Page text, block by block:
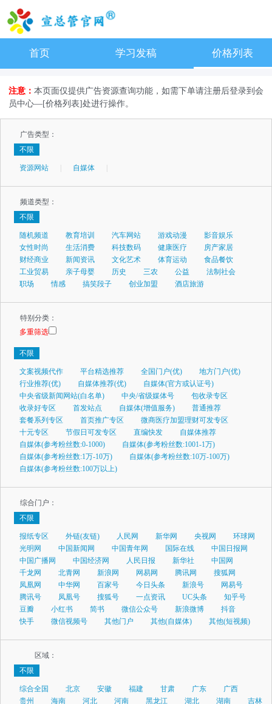
首页 学习发稿 价格列表
注意： 本页面仅提供广告资源查询功能，如需下单请注册后登录到会
员中心—[价格列表]处进行操作。
广告类型：
不限
资源网站 自媒体
频道类型：
不限
随机频道 教育培训 汽车网站 游戏动漫
影音娱乐
女性时尚
生活消费 科技数码 健康医疗
房产家居
财经商业
新闻资讯 文化艺术 体育运动
食品餐饮
工业贸易
亲子母婴 历史 三农 公益
法制社会
职场
情感 搞笑段子 创业加盟 酒店旅游
特别分类：
多重筛选
不限
文案视频代作 平台精选推荐 全国门户(优)
地方门户(优)
行业推荐(优)
自媒体推荐(优)
自媒体(官方或认证号)
中央省级新闻网站(白名单)
中央/省级媒体号
包收录专区
收录好专区
首发站点 自媒体(增值服务)
普通推荐
套餐系列专区
首页推广专区
微商医疗加盟理财可发专区
十元专区
节假日可发专区 直编快发
自媒体推荐
自媒体(参考粉丝数:0-1000)
自媒体(参考粉丝数:1001-1万)
自媒体(参考粉丝数:1万-10万)
自媒体(参考粉丝数:10万-100万)
自媒体(参考粉丝数:100万以上)
综合门户：
不限
报纸专区 外链(友链) 人民网 新华网 央视网
环球网
光明网
中国新闻网 中国青年网 国际在线
中国日报网
中国广播网
中国经济网 人民日报 新华社
中国网
千龙网
北青网 新浪网 网易网 腾讯网
搜狐网
凤凰网
中华网 百家号 今日头条 新浪号
网易号
腾讯号
凤凰号 搜狐号 一点资讯 UC头条
知乎号
豆瓣
小红书 简书 微信公众号 新浪微博
抖音
快手
微信视频号 其他门户 其他(自媒体) 其他(短视频)
区域：
不限
综合全国 北京 安徽 福建 甘肃 广东
广西
贵州
海南 河北 河南 黑龙江 湖北 湖南
吉林